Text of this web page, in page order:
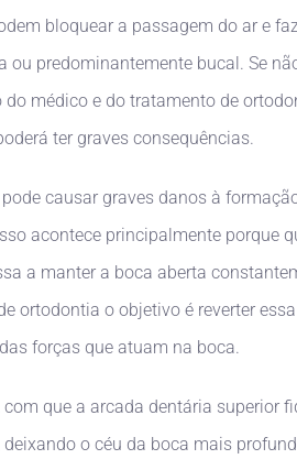
bloquear a passagem do ar e
ou predominantemente bucal. Se
médico e do tratamento de
ter graves consequências.
causar graves danos à
acontece principalmente porque
a manter a boca aberta
ortodontia o objetivo é reverter
forças que atuam na boca.
que a arcada dentária superior
deixando o céu da boca mais